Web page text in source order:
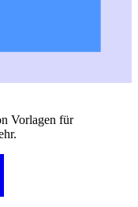
Vorlagen für